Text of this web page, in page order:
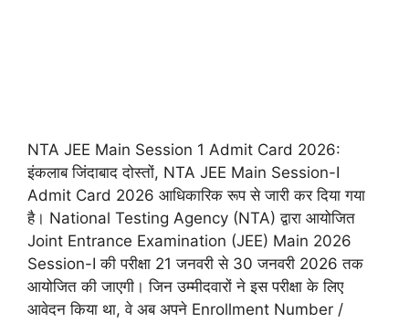
NTA JEE Main Session 1 Admit Card 2026:
इंकलाब जिंदाबाद दोस्तों, NTA JEE Main Session-I
Admit Card 2026 आधिकारिक रूप से जारी कर दिया गया
है। National Testing Agency (NTA) द्वारा आयोजित
Joint Entrance Examination (JEE) Main 2026
Session-I की परीक्षा 21 जनवरी से 30 जनवरी 2026 तक
आयोजित की जाएगी। जिन उम्मीदवारों ने इस परीक्षा के लिए
आवेदन किया था, वे अब अपने Enrollment Number /